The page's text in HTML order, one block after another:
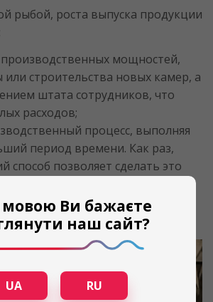
рыбой, роста выпуска продукции
мощностей,
строительства новых камер, а
штата сотрудников, что
расходов;
процесс, выполняя
период времени. Как раз,
способ позволяет сделать это
Ви бажаєте
наш сайт?
UA RU